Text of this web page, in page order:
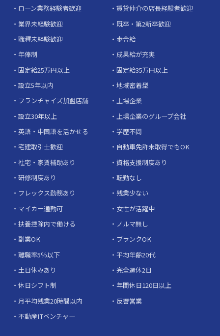
ローン業務経験者歓迎
賃貸仲介の店長経験者歓迎
業界未経験歓迎
既卒・第2新卒歓迎
職種未経験歓迎
歩合給
年俸制
成果給が充実
固定給25万円以上
固定給35万円以上
設立5年以内
地域密着型
フランチャイズ加盟店舗
上場企業
設立30年以上
上場企業のグループ会社
英語・中国語を活かせる
学歴不問
宅建取引士歓迎
自動車免許未取得でもOK
社宅・家賃補助あり
資格支援制度あり
研修制度あり
転勤なし
フレックス勤務あり
残業少ない
マイカー通勤可
女性が活躍中
扶養控除内で働ける
ノルマ無し
副業OK
ブランクOK
離職率5％以下
平均年齢20代
土日休みあり
完全週休2日
休日シフト制
年間休日120日以上
月平均残業20時間以内
反響営業
不動産ITベンチャー